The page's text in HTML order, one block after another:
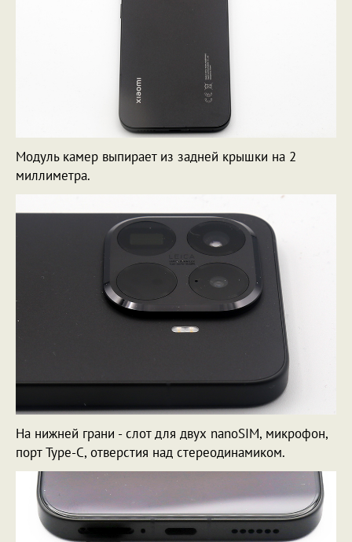
Модуль камер выпирает из задней крышки на 2
миллиметра.
На нижней грани - слот для двух nanoSIM, микрофон,
порт Type-C, отверстия над стереодинамиком.